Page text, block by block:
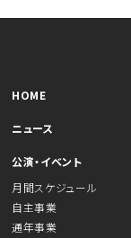
HOME
ニュース
公演・イベント
月間スケジュール
自主事業
通年事業